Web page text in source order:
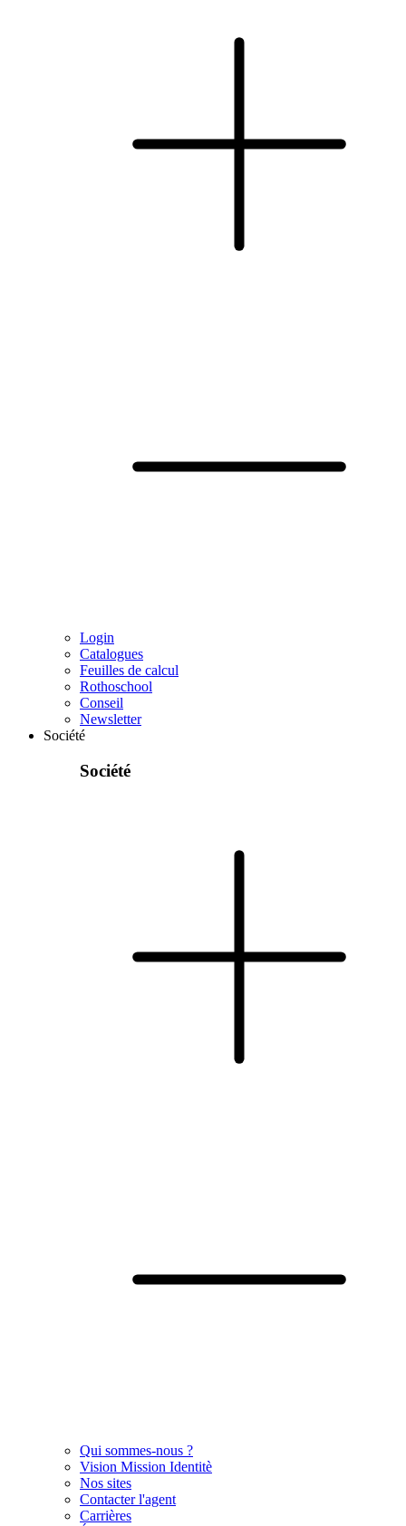
Login
Catalogues
Feuilles de calcul
Rothoschool
Conseil
Newsletter
Société
Société
Qui sommes-nous ?
Vision Mission Identitè
Nos sites
Contacter l'agent
Carrières